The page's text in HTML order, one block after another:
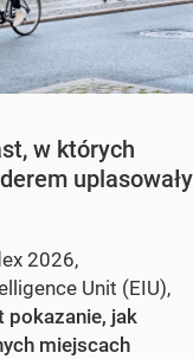
w których
uplasowały
2026,
Unit (EIU),
pokazanie, jak
miejscach